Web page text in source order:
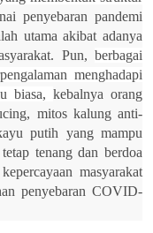
penyebaran pandemi
utama akibat adanya
Pun,berbagai
menghadapi
biasa,kebalnya orang
mitos kalung anti-
putih yang mampu
tenang dan berdoa
masyarakat
penyebaran COVID-